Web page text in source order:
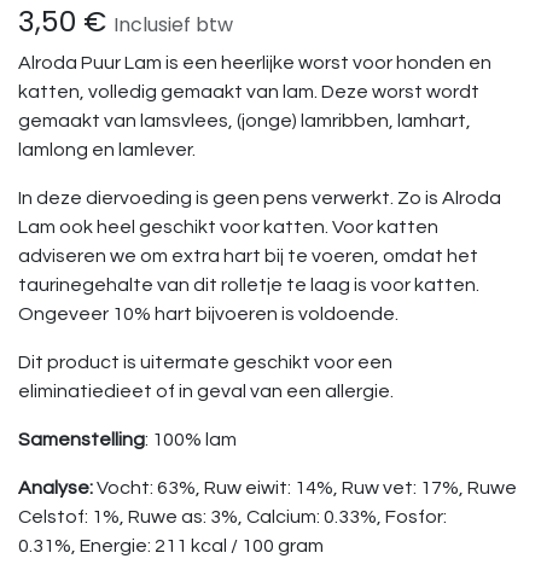
3,50 € Inclusief btw
Alroda Puur Lam is een heerlijke worst voor honden en
katten, volledig gemaakt van lam. Deze worst wordt
gemaakt van lamsvlees, (jonge) lamribben, lamhart,
lamlong en lamlever.
In deze diervoeding is geen pens verwerkt. Zo is Alroda
Lam ook heel geschikt voor katten. Voor katten
adviseren we om extra hart bij te voeren, omdat het
taurinegehalte van dit rolletje te laag is voor katten.
Ongeveer 10% hart bijvoeren is voldoende.
Dit product is uitermate geschikt voor een
eliminatiedieet of in geval van een allergie.
Samenstelling: 100% lam
Analyse:Vocht: 63%, Ruw eiwit: 14%, Ruw vet: 17%, Ruwe
Celstof: 1%, Ruwe as: 3%, Calcium: 0.33%, Fosfor:
0.31%, Energie: 211 kcal / 100 gram